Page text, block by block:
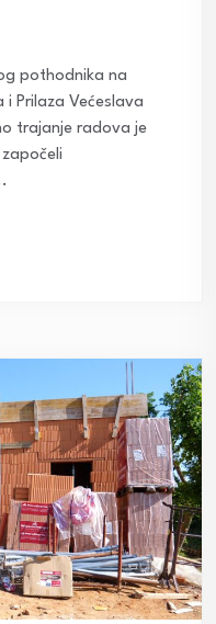
pothodnika na
i Prilaza Većeslava
trajanje radova je